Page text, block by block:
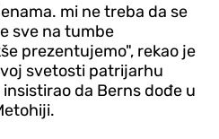
mi ne treba da se
sve na tumbe
prezentujemo", rekao je
svetosti patrijarhu
da Berns dođe u